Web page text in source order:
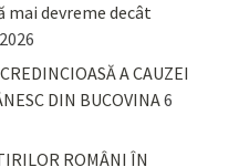
devreme decât
A CAUZEI
DIN BUCOVINA6
ROMÂNI ÎN